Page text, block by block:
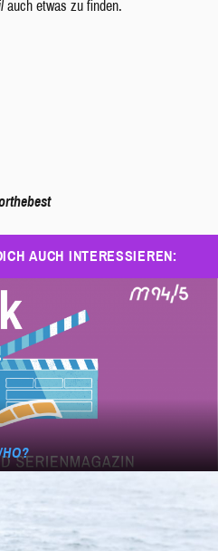
auch etwas zu finden.
AUCH INTERESSIEREN: